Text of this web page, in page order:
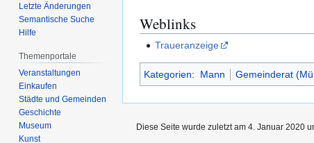
springen
springen
Weblinks
Traueranzeige
Kategorien: Mann Gemeinderat
Letzte Änderungen
Semantische Suche
Hilfe
Themenportale
Veranstaltungen
Einkaufen
Städte und Gemeinden
Geschichte
Museum
Kunst
Diese Seite wurde zuletzt am 4. Januar 2020